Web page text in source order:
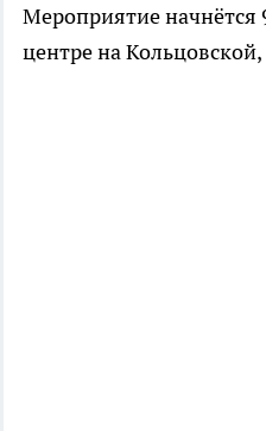
Мероприятие начнётся
центре на Кольцовской,